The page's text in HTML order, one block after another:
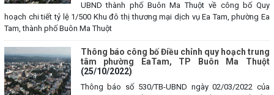
UBND thành phố Buôn Ma Thuột về công bố Quy
hoạch chi tiết tỷ lệ 1/500 Khu đô thị thương mại dịch vụ Ea Tam, phường Ea
Tam, thành phố Buôn Ma Thuột
Thông báo công bố Điều chỉnh quy hoạch trung
tâm phường EaTam, TP Buôn Ma Thuột
(25/10/2022)
Thông báo số 530/TB-UBND ngày 02/03/2022 của